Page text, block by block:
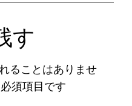
す
ることはありませ
須項目です